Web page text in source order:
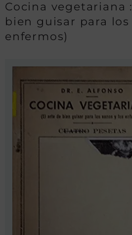
Cocina vegetariana
bien guisar para los
enfermos)